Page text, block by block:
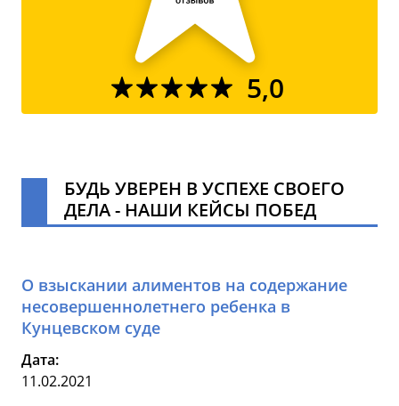
5,0
БУДЬ УВЕРЕН В УСПЕХЕ СВОЕГО
ДЕЛА - НАШИ КЕЙСЫ ПОБЕД
О взыскании алиментов на содержание
несовершеннолетнего ребенка в
Кунцевском суде
Дата:
11.02.2021